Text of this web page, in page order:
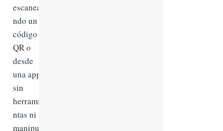
escanea
ndo un
código
QR o
desde
una app,
sin
herramie
ntas ni
manipul